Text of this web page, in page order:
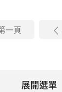
一頁
展開選單